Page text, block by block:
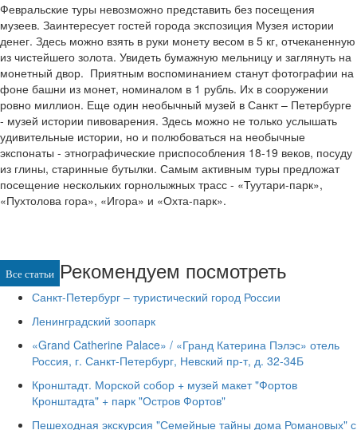
Февральские туры невозможно представить без посещения
музеев. Заинтересует гостей города экспозиция Музея истории
денег. Здесь можно взять в руки монету весом в 5 кг, отчеканенную
из чистейшего золота. Увидеть бумажную мельницу и заглянуть на
монетный двор. Приятным воспоминанием станут фотографии на
фоне башни из монет, номиналом в 1 рубль. Их в сооружении
ровно миллион. Еще один необычный музей в Санкт – Петербурге
- музей истории пивоварения. Здесь можно не только услышать
удивительные истории, но и полюбоваться на необычные
экспонаты - этнографические приспособления 18-19 веков, посуду
из глины, старинные бутылки. Самым активным туры предложат
посещение нескольких горнолыжных трасс - «Туутари-парк»,
«Пухтолова гора», «Игора» и «Охта-парк».
Все статьи Рекомендуем посмотреть
Санкт-Петербург – туристический город России
Ленинградский зоопарк
«Grand Catherine Palace» / «Гранд Катерина Пэлэс» отель
Россия, г. Санкт-Петербург, Невский пр-т, д. 32-34Б
Кронштадт. Морской собор + музей макет "Фортов
Кронштадта" + парк "Остров Фортов"
Пешеходная экскурсия "Семейные тайны дома Романовых" с